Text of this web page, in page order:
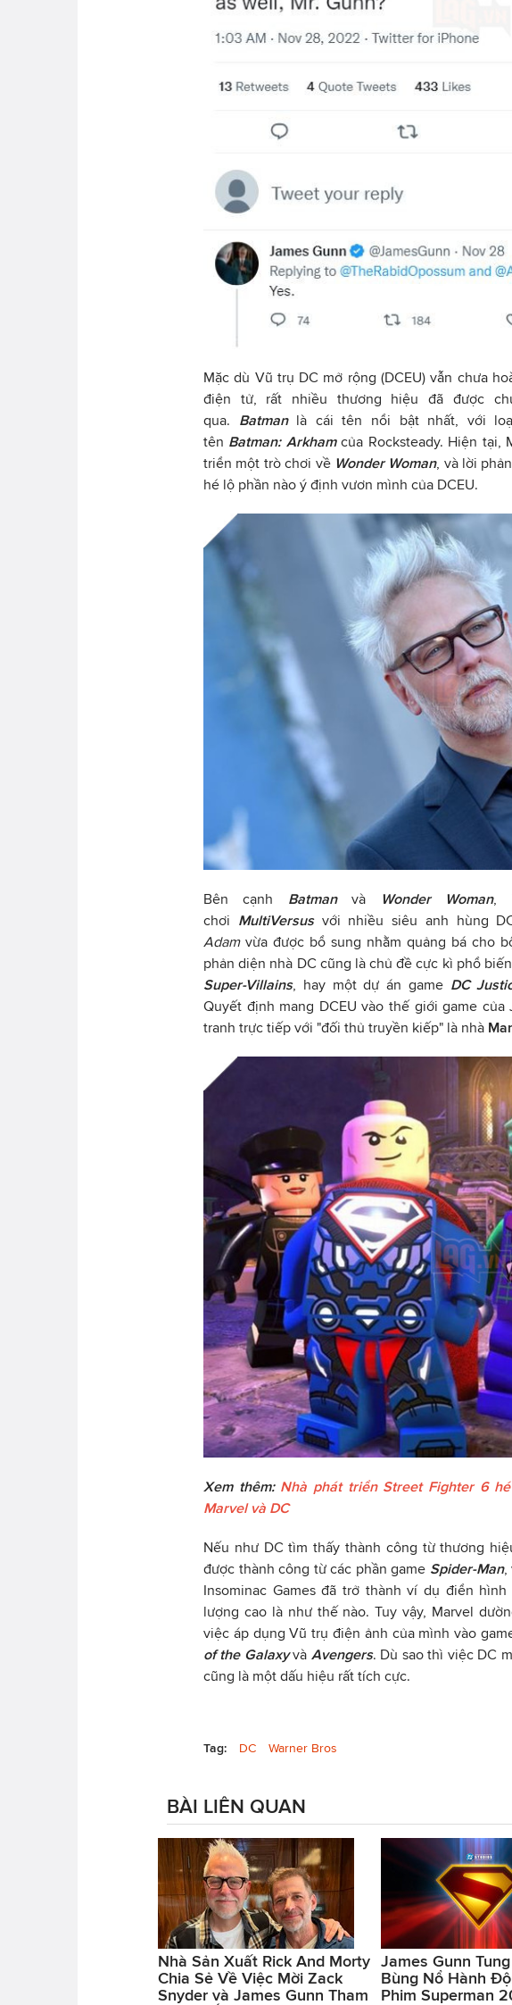
Mặc dù Vũ trụ DC mở rộng (DCEU) vẫn chưa
điện tử, rất nhiều thương hiệu đã được
qua. Batmanlà cái tên nổi bật nhất, với
tên Batman: Arkhamcủa Rocksteady. Hiện tại,
triển một trò chơi về Wonder Woman, và lời
hé lộ phần nào ý định vươn mình của DCEU.
Bên cạnh Batmanvà Wonder Woman,
chơi MultiVersusvới nhiều siêu anh hùng
Adam vừa được bổ sung nhằm quảng bá cho
phản diện nhà DC cũng là chủ đề cực kì phổ
Super-Villains, hay một dự án game DC
Quyết định mang DCEU vào thế giới game
tranh trực tiếp với "đối thủ truyền kiếp" là nhà
Xem thêm: Nhà phát triển Street Fighter 6
Marvel và DC
Nếu như DC tìm thấy thành công từ thương
được thành công từ các phần game Spider-Man,
Insominac Games đã trở thành ví dụ điển
lượng cao là như thế nào. Tuy vậy, Marvel
việc áp dụng Vũ trụ điện ảnh của mình vào
of the Galaxyvà Avengers. Dù sao thì việc DC
cũng là một dấu hiệu rất tích cực.
Tag: DC Warner Bros
BÀI LIÊN QUAN
Nhà Sản Xuất Rick And Morty
Chia Sẻ Về Việc Mời Zack
Snyder và James Gunn Tham
James Gunn
Bùng Nổ Hành
Phim Superman